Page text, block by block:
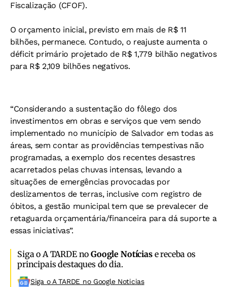
Fiscalização (CFOF).
O orçamento inicial, previsto em mais de R$ 11
bilhões, permanece. Contudo, o reajuste aumenta o
déficit primário projetado de R$ 1,779 bilhão negativos
para R$ 2,109 bilhões negativos.
“Considerando a sustentação do fôlego dos
investimentos em obras e serviços que vem sendo
implementado no município de Salvador em todas as
áreas, sem contar as providências tempestivas não
programadas, a exemplo dos recentes desastres
acarretados pelas chuvas intensas, levando a
situações de emergências provocadas por
deslizamentos de terras, inclusive com registro de
óbitos, a gestão municipal tem que se prevalecer de
retaguarda orçamentária/financeira para dá suporte a
essas iniciativas”.
Siga o A TARDE noGoogle Notíciase receba os
principais destaques do dia.
Siga o A TARDE no Google Noticias